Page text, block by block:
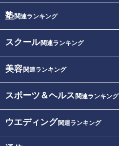
塾関連ランキング
スクール関連ランキング
美容関連ランキング
スポーツ＆ヘルス 関連ランキング
ウエディング関連ランキング